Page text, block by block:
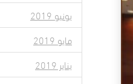
يونيو 2019
مايو 2019
يناير 2019